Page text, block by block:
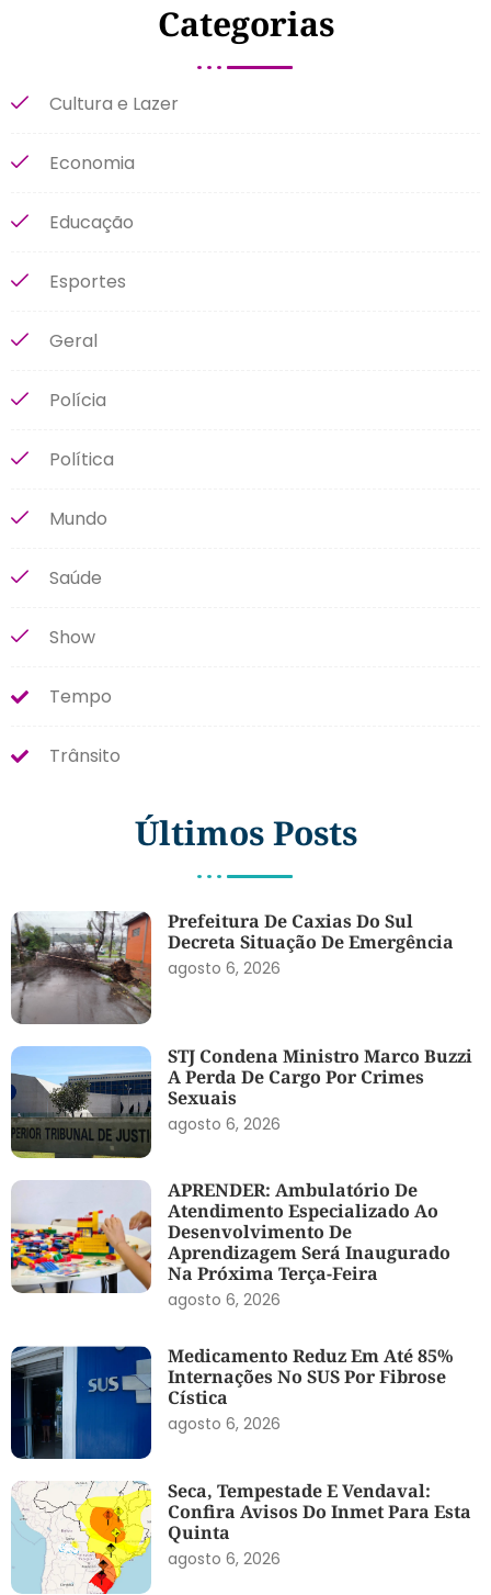
Categorias
Cultura e Lazer
Economia
Educação
Esportes
Geral
Polícia
Política
Mundo
Saúde
Show
Tempo
Trânsito
Últimos Posts
Prefeitura De Caxias Do Sul
Decreta Situação De Emergência
agosto 6, 2026
STJ Condena Ministro Marco Buzzi
A Perda De Cargo Por Crimes
Sexuais
agosto 6, 2026
APRENDER: Ambulatório De
Atendimento Especializado Ao
Desenvolvimento De
Aprendizagem Será Inaugurado
Na Próxima Terça-Feira
agosto 6, 2026
Medicamento Reduz Em Até 85%
Internações No SUS Por Fibrose
Cística
agosto 6, 2026
Seca, Tempestade E Vendaval:
Confira Avisos Do Inmet Para Esta
Quinta
agosto 6, 2026